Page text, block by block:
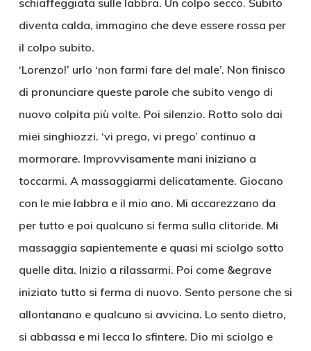
schiaffeggiata sulle labbra. Un colpo secco. Subito
diventa calda, immagino che deve essere rossa per
il colpo subito.
‘Lorenzo!’ urlo ‘non farmi fare del male’. Non finisco
di pronunciare queste parole che subito vengo di
nuovo colpita più volte. Poi silenzio. Rotto solo dai
miei singhiozzi. ‘vi prego, vi prego’ continuo a
mormorare. Improvvisamente mani iniziano a
toccarmi. A massaggiarmi delicatamente. Giocano
con le mie labbra e il mio ano. Mi accarezzano da
per tutto e poi qualcuno si ferma sulla clitoride. Mi
massaggia sapientemente e quasi mi sciolgo sotto
quelle dita. Inizio a rilassarmi. Poi come &egrave
iniziato tutto si ferma di nuovo. Sento persone che si
allontanano e qualcuno si avvicina. Lo sento dietro,
si abbassa e mi lecca lo sfintere. Dio mi sciolgo e